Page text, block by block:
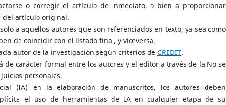
o corregir el artículo de inmediato, o bien a proporcionar
del artículo original.
a aquellos autores que son referenciados en texto, ya sea como
de coincidir con el listado final, y viceversa.
autor de la investigación según criterios de CREDIT.
de carácter formal entre los autores y el editor a través de la No se
personales.
(IA) en la elaboración de manuscritos, los autores deben
el uso de herramientas de IA en cualquier etapa de su